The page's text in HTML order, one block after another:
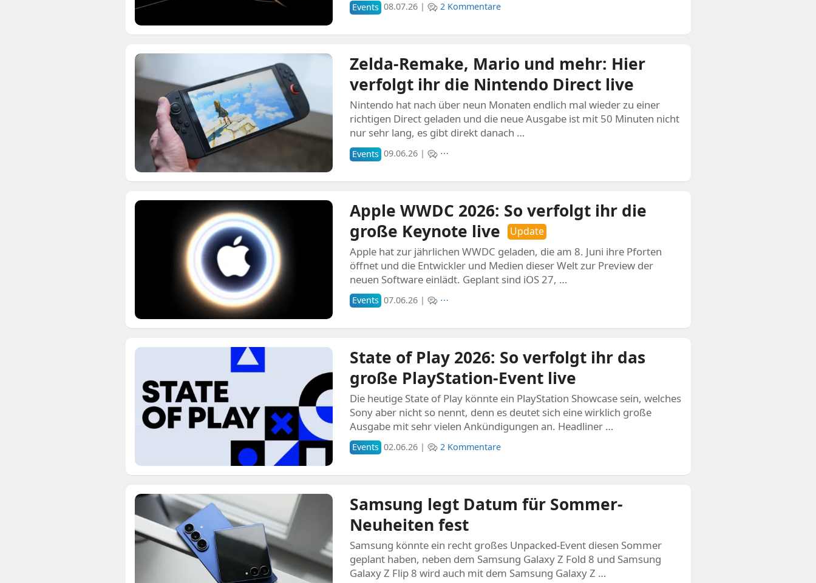
Events 08.07.26 | 2 Kommentare
Zelda-Remake, Mario und mehr: Hier
verfolgt ihr die Nintendo Direct live
Nintendo hat nach über neun Monaten endlich mal wieder zu einer
richtigen Direct geladen und die neue Ausgabe ist mit 50 Minuten nicht
nur sehr lang, es gibt direkt danach …
Events 09.06.26 | ⋯
Apple WWDC 2026: So verfolgt ihr die
große Keynote live
Update
Apple hat zur jährlichen WWDC geladen, die am 8. Juni ihre Pforten
öffnet und die Entwickler und Medien dieser Welt zur Preview der
neuen Software einlädt. Geplant sind iOS 27, …
Events 07.06.26 | ⋯
State of Play 2026: So verfolgt ihr das
große PlayStation-Event live
Die heutige State of Play könnte ein PlayStation Showcase sein, welches
Sony aber nicht so nennt, denn es deutet sich eine wirklich große
Ausgabe mit sehr vielen Ankündigungen an. Headliner …
Events 02.06.26 | 2 Kommentare
Samsung legt Datum für Sommer-
Neuheiten fest
Samsung könnte ein recht großes Unpacked-Event diesen Sommer
geplant haben, neben dem Samsung Galaxy Z Fold 8 und Samsung
Galaxy Z Flip 8 wird auch mit dem Samsung Galaxy Z …